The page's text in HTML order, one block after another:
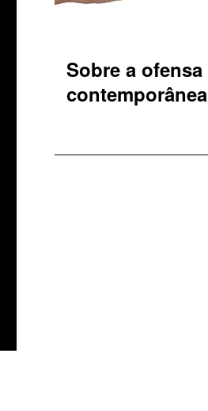
Sobre a
contemporânea